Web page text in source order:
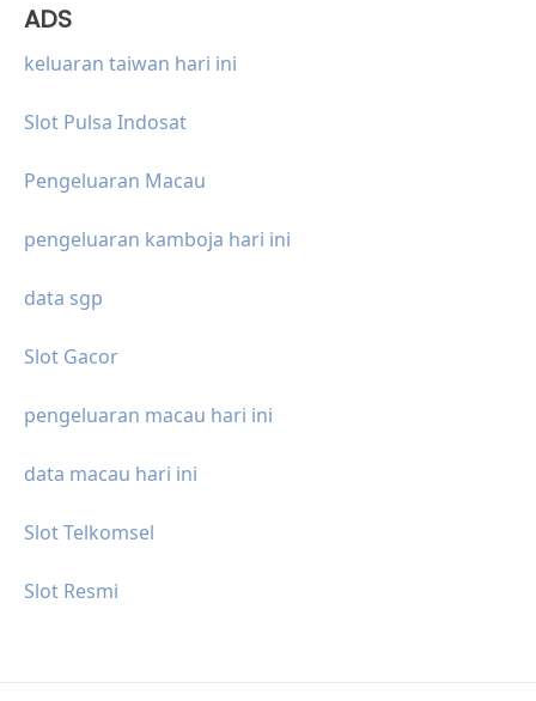
ADS
keluaran taiwan hari ini
Slot Pulsa Indosat
Pengeluaran Macau
pengeluaran kamboja hari ini
data sgp
Slot Gacor
pengeluaran macau hari ini
data macau hari ini
Slot Telkomsel
Slot Resmi